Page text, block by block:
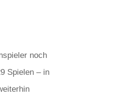
noch
Spielen – in